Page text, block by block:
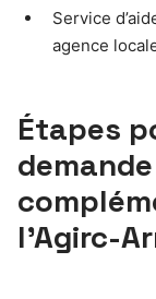
Service
agence
Étapes
l’Agirc-